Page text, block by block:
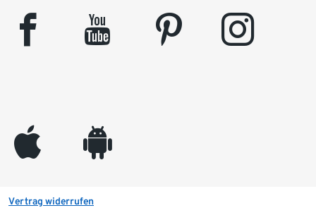
facebook youtube pinterest instagram
appleinc android
Vertrag widerrufen